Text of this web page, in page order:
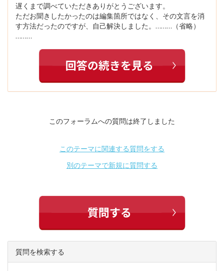
遅くまで調べていただきありがとうございます。
ただお聞きしたかったのは編集箇所ではなく、その文言を消
す方法だったのですが、自己解決しました。………（省略）
………
このフォーラムへの質問は終了しました
このテーマに関連する質問をする
別のテーマで新規に質問する
質問を検索する